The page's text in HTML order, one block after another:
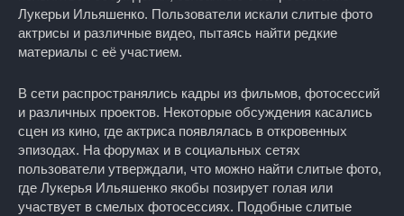
Лукерьи Ильяшенко. Пользователи искали слитые фото
актрисы и различные видео, пытаясь найти редкие
материалы с её участием.
В сети распространялись кадры из фильмов, фотосессий
и различных проектов. Некоторые обсуждения касались
сцен из кино, где актриса появлялась в откровенных
эпизодах. На форумах и в социальных сетях
пользователи утверждали, что можно найти слитые фото,
где Лукерья Ильяшенко якобы позирует голая или
участвует в смелых фотосессиях. Подобные слитые